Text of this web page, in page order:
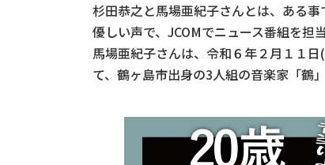
杉田恭之と馬場亜紀子さんとは、ある事
優しい声で、JCOMでニュース番組を担
馬場亜紀子さんは、令和６年２月１１
て、鶴ヶ島市出身の3人組の音楽家「鶴